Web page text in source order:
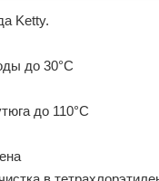
Ketty.
до 30°C
до 110°C